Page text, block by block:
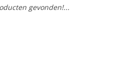
gevonden!...